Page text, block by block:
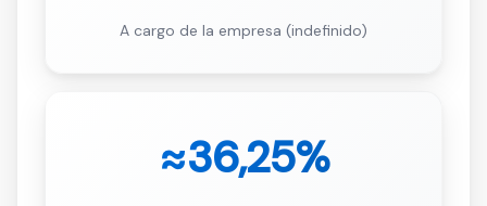
A cargo de la empresa (indefinido)
≈36,25%